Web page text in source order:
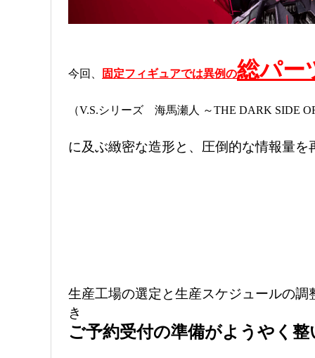
今回、 固定フィギュアでは異例の総パー
（V.S.シリーズ 海馬瀬人 ～THE DARK SIDE
に及ぶ緻密な造形と、圧倒的な情報量を
生産工場の選定と生産スケジュールの
き
ご予約受付の準備がようやく